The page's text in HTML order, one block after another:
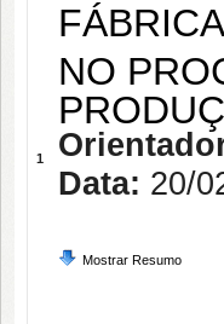
1
NO
Data: 20/
Mostrar Resumo